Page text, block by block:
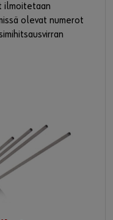
ilmoitetaan
olevat numerot